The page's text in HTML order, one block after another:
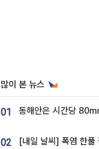
많이 본 뉴스
01
02